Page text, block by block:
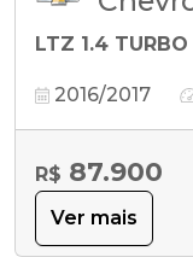
LTZ 1.4 TURBO
2016/2017
R$ 87.900
Ver mais